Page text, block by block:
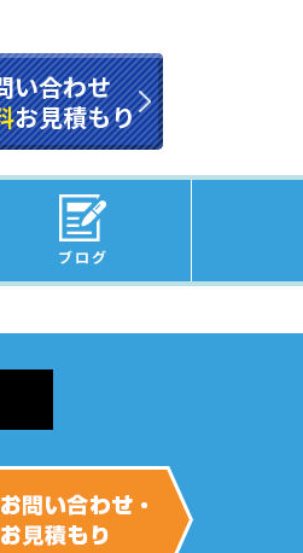
い合わせ
お見積もり
ブログ